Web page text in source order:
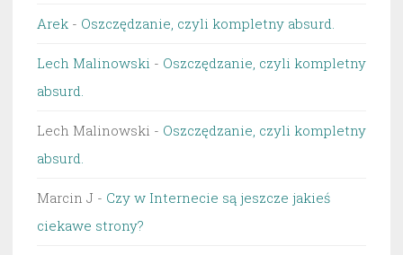
Arek - Oszczędzanie, czyli kompletny absurd.
Lech Malinowski - Oszczędzanie, czyli kompletny
absurd.
Lech Malinowski - Oszczędzanie, czyli kompletny
absurd.
Marcin J - Czy w Internecie są jeszcze jakieś
ciekawe strony?